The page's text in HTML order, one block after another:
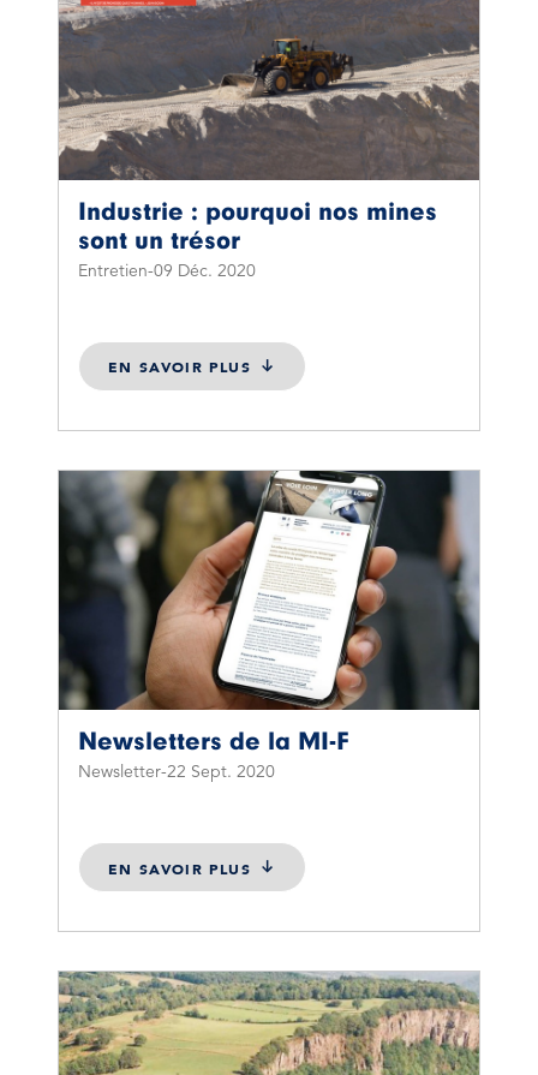
Industrie : pourquoi nos mines
sont un trésor
Entretien 09 Déc. 2020
EN SAVOIR PLUS
Newsletters de la MI-F
Newsletter 22 Sept. 2020
EN SAVOIR PLUS